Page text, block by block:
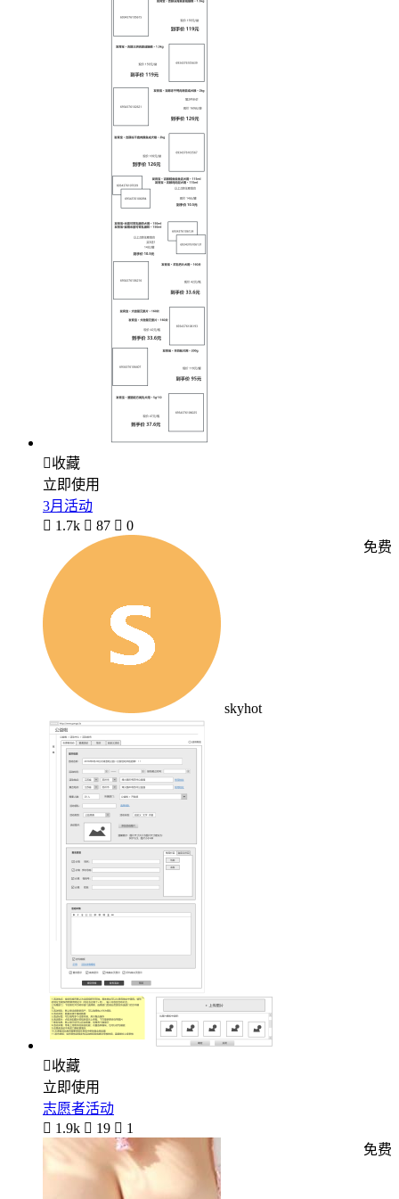
收藏
立即使用
3月活动
 1.7k  87  0
skyhot
免费
收藏
立即使用
志愿者活动
 1.9k  19  1
免费